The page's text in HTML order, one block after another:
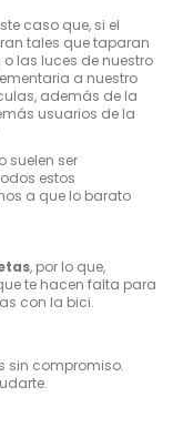
caso que, si el
tales que taparan
las luces de nuestro
a nuestro
además de la
usuarios de la
suelen ser
estos
a que lo barato
, por lo que,
te hacen falta para
con la bici.
sin compromiso.